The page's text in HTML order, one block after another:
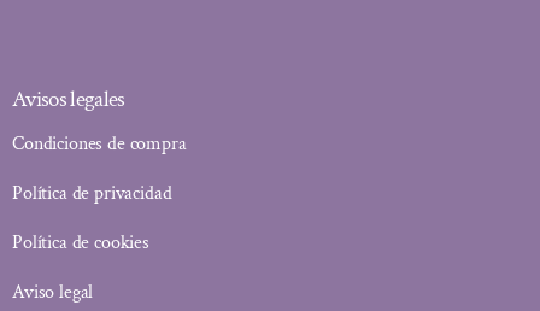
Avisos legales
Condiciones de compra
Política de privacidad
Política de cookies
Aviso legal